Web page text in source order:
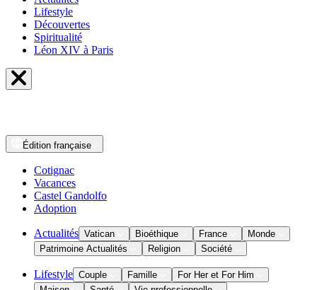
Lifestyle
Découvertes
Spiritualité
Léon XIV à Paris
Édition française
Cotignac
Vacances
Castel Gandolfo
Adoption
Actualités Vatican Bioéthique France
Monde
Patrimoine Actualités
Religion Société
Lifestyle Couple Famille
For Her et For Him